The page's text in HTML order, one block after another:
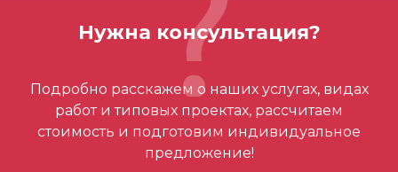
блистер
1
Форма зажима V
Отзывов ещё нет – ваш может стать
первым
Нужна консультация?
Подробно расскажем о наших услугах, видах
работ и типовых проектах, рассчитаем
стоимость и подготовим индивидуальное
предложение!